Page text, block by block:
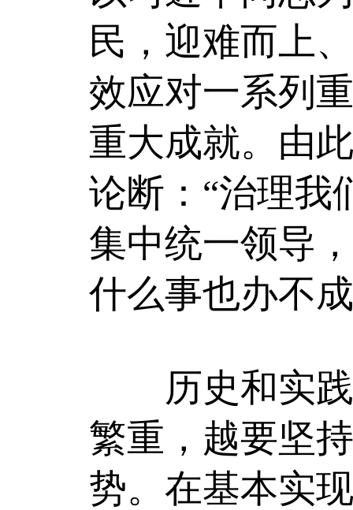
民，迎难而上
效应对一系列
重大成就。由
论断：“治理我
集中统一领导
什么事也办不
历史和实践
繁重，越要坚
势。在基本实